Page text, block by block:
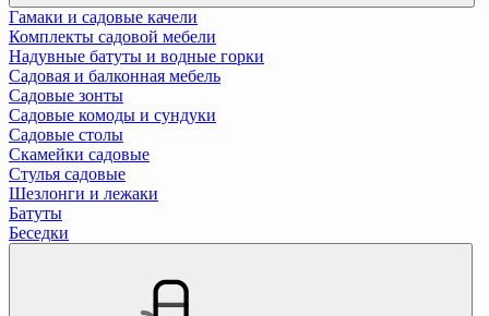
Гамаки и садовые качели
Комплекты садовой мебели
Надувные батуты и водные горки
Садовая и балконная мебель
Садовые зонты
Садовые комоды и сундуки
Садовые столы
Скамейки садовые
Стулья садовые
Шезлонги и лежаки
Батуты
Беседки